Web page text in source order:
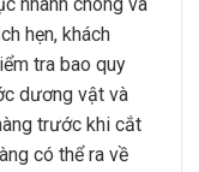
nhanh chóng và
hẹn, khách
tra bao quy
dương vật và
trước khi cắt
có thể ra về